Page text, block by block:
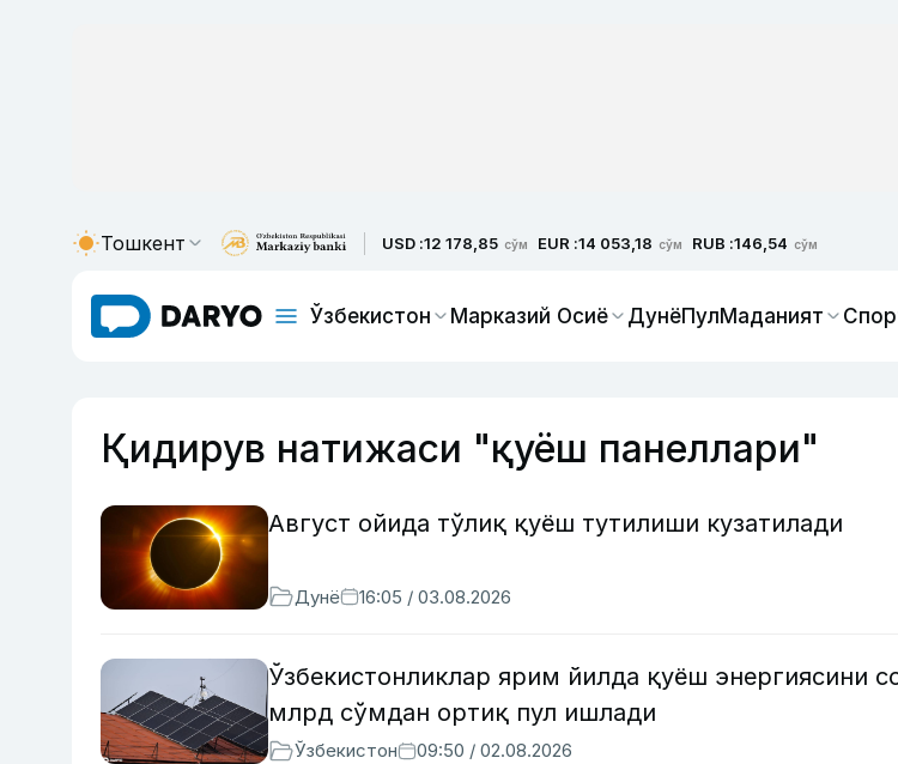
Тошкент USD :12 178,85 сўм EUR :14 053,18 сўм RUB :146,54 сўм
Ўзбекистон Марказий Осиё ДунёПулМаданият
Қидирув натижаси "қуёш панеллари"
Август ойида тўлиқ қуёш тутилиши кузатилади
Дунё 16:05 / 03.08.2026
Ўзбекистонликлар ярим йилда қуёш энергиясини
млрд сўмдан ортиқ пул ишлади
Ўзбекистон 09:50 / 02.08.2026